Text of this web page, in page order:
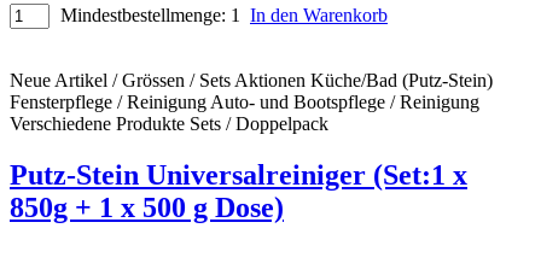
Mindestbestellmenge: 1 In den Warenkorb
Neue Artikel / Grössen / Sets Aktionen Küche/Bad (Putz-Stein)
Fensterpflege / Reinigung Auto- und Bootspflege / Reinigung
Verschiedene Produkte Sets / Doppelpack
Putz-Stein Universalreiniger (Set:1 x
850g + 1 x 500 g Dose)